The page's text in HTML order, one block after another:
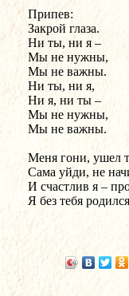
Припев:
Закрой глаза.
Ни ты, ни я –
Мы не нужны,
Мы не важны.
Ни ты, ни я,
Ни я, ни ты –
Мы не нужны,
Мы не важны.
Меня гони, ушел
Сама уйди, не
И счастлив я –
Я без тебя